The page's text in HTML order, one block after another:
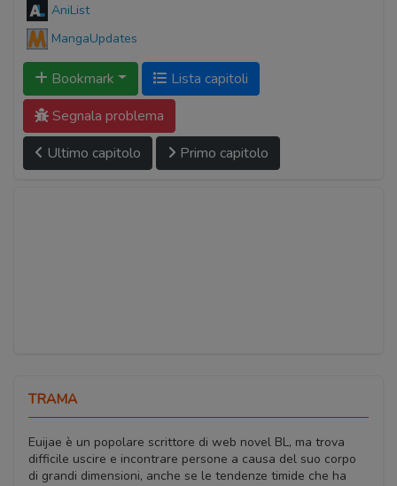
AniList
MangaUpdates
Bookmark
Lista capitoli
Segnala problema
Ultimo capitolo
Primo capitolo
TRAMA
Euijae è un popolare scrittore di web novel BL, ma trova
difficile uscire e incontrare persone a causa del suo corpo
di grandi dimensioni, anche se le tendenze timide che ha